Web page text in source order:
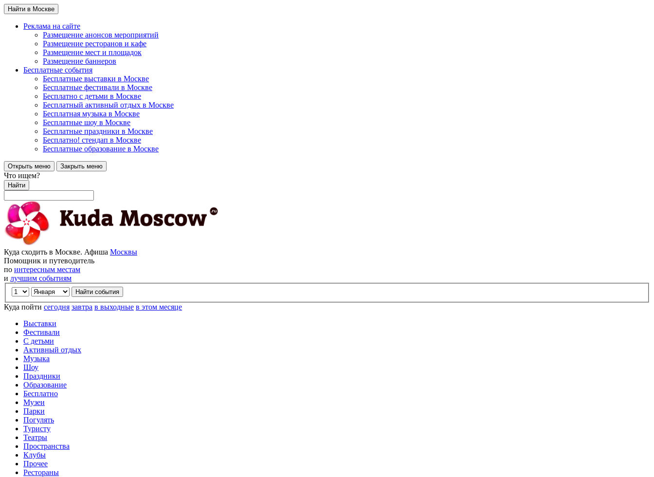
Найти в Москве
Реклама на сайте
Размещение анонсов мероприятий
Размещение ресторанов и кафе
Размещение мест и площадок
Размещение баннеров
Бесплатные события
Бесплатные выставки в Москве
Бесплатные фестивали в Москве
Бесплатно с детьми в Москве
Бесплатный активный отдых в Москве
Бесплатная музыка в Москве
Бесплатные шоу в Москве
Бесплатные праздники в Москве
Бесплатно! стендап в Москве
Бесплатные образование в Москве
Открыть меню Закрыть меню
Что ищем?
Найти
Куда сходить в Москве. Афиша Москвы
Помощник и путеводитель
по интересным местам
и лучшим событиям
Куда пойти сегодня завтра в выходные в этом месяце
Выставки
Фестивали
С детьми
Активный отдых
Музыка
Шоу
Праздники
Образование
Бесплатно
Музеи
Парки
Погулять
Туристу
Театры
Пространства
Клубы
Прочее
Рестораны